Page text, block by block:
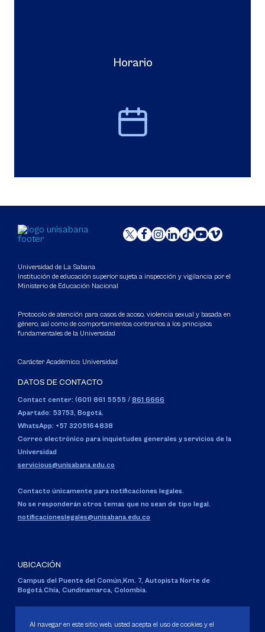
Horario
Universidad de La Sabana
Institución de educación superior sujeta a inspección y vigilancia por el
Ministerio de Educación Nacional
Protocolo de atención para casos de acoso, violencia sexual y basada en
género, así como de comportamientos contrarios a los principios
fundamentales de la Universidad
Carácter Académico: Universidad
DATOS DE CONTACTO
Contact center: (601) 861 5555 / 861 6666
Apartado: 53753, Bogotá.
WhatsApp: +57 3205164838
Correo electrónico para inquietudes generales y servicios de la
Universidad
servicious@unisabana.edu.co
Contacto únicamente para notificaciones legales.
No se responderán otros temas que no sean de tipo legal.
notificacioneslegales@unisabana.edu.co
UBICACIÓN
Campus del Puente del Común,Km. 7, Autopista Norte de
Bogotá.Chía, Cundinamarca, Colombia.
Personería Jurídica:Resolución 130 del 14 de enero de 1980.
Al navegar en este sitio web, usted acepta el uso de cookies y el